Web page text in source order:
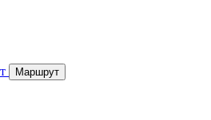
Маршрут